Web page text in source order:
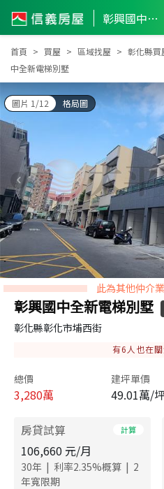
彰興國中全新電梯別墅
首頁 買屋 區域找屋 彰化縣買
中全新電梯別墅
圖片 1/12 格局圖
此為其他仲介
彰興國中全新電梯別墅
彰化縣彰化市埔西街
有6 人也在
總價
3,280萬
建坪單價
49.01萬/
房貸試算 計算
106,660 元/月
30年 | 利率2.35%概算 | 2
年寬限期